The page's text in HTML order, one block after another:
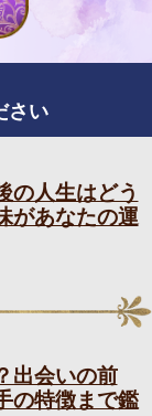
さい
の人生はどう
があなたの運
出会いの前
の特徴まで鑑